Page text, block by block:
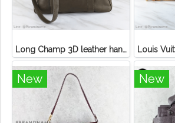
Long Champ 3D leather handbag
New New